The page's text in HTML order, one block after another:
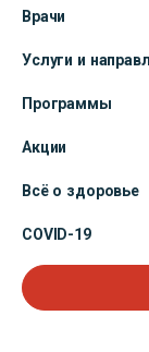
Врачи
Услуги и
Программы
Акции
Всё о здоровье
COVID-19